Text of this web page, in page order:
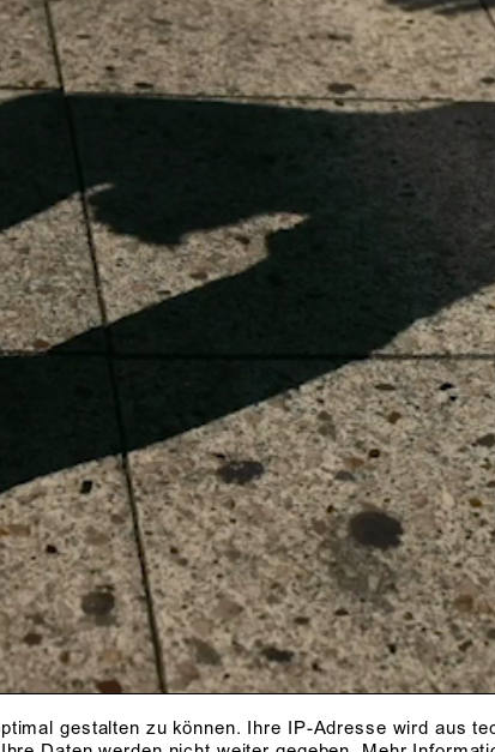
gestalten zu können. Ihre IP-Adresse wird aus
LET THE
OF THE